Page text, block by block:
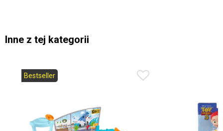
Inne z tej kategorii
Bestseller